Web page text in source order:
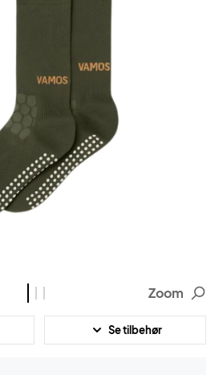
Zoom
Se tilbehør